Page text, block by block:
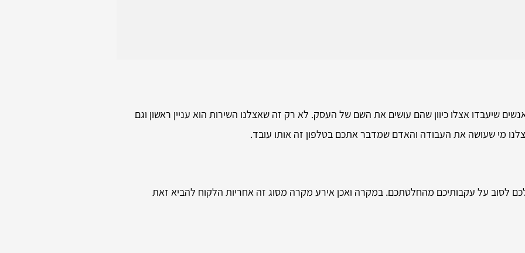
שיעבדו אצלו כיוון שהם עושים את השם של העסק. לא רק זה שאצלנו השירות הוא עניין ראשון וגם
מי שעושה את העבודה והאדם שמדבר אתכם בטלפון זה אותו עובד.
לסוב על עקבותיכם מהחלטתכם. במקרה ואכן אירע מקרה מסוג זה אחריות הלקוח להביא זאת